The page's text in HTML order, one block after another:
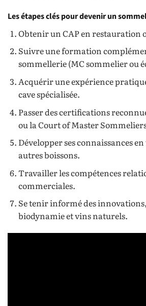
Les étapes clés pour devenir un
Obtenir un CAP en restauration
Suivre une formation
sommellerie (MC sommelier ou
Acquérir une expérience
cave spécialisée.
Passer des certifications
ou la Court of Master
Développer ses connaissances
autres boissons.
Travailler les compétences
commerciales.
Se tenir informé des
biodynamie et vins naturels.